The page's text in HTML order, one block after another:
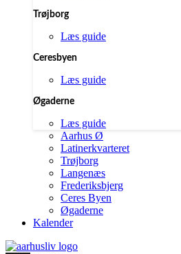
Trøjborg
Læs guide
Ceresbyen
Læs guide
Øgaderne
Læs guide
Aarhus Ø
Latinerkvarteret
Trøjborg
Langenæs
Frederiksbjerg
Ceres Byen
Øgaderne
Kalender